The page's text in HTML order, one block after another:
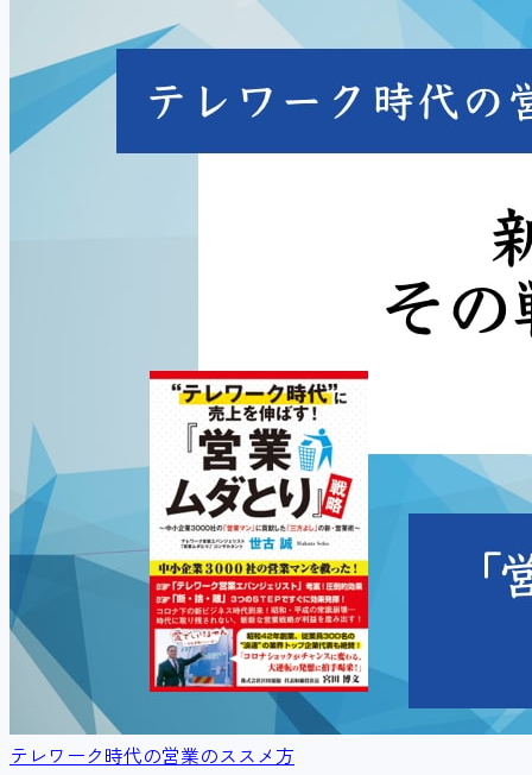
テレワーク時代の営業のススメ方